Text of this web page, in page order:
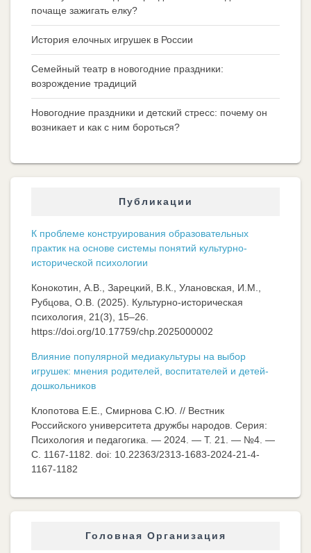
почаще зажигать елку?
История елочных игрушек в России
Семейный театр в новогодние праздники:
возрождение традиций
Новогодние праздники и детский стресс: почему он
возникает и как с ним бороться?
Публикации
К проблеме конструирования образовательных
практик на основе системы понятий культурно-
исторической психологии
Конокотин, А.В., Зарецкий, В.К., Улановская, И.М.,
Рубцова, О.В. (2025). Культурно-историческая
психология, 21(3), 15–26.
https://doi.org/10.17759/chp.2025000002
Влияние популярной медиакультуры на выбор
игрушек: мнения родителей, воспитателей и детей-
дошкольников
Клопотова Е.Е., Смирнова С.Ю. // Вестник
Российского университета дружбы народов. Серия:
Психология и педагогика. — 2024. — Т. 21. — №4. —
C. 1167-1182. doi: 10.22363/2313-1683-2024-21-4-
1167-1182
Головная Организация